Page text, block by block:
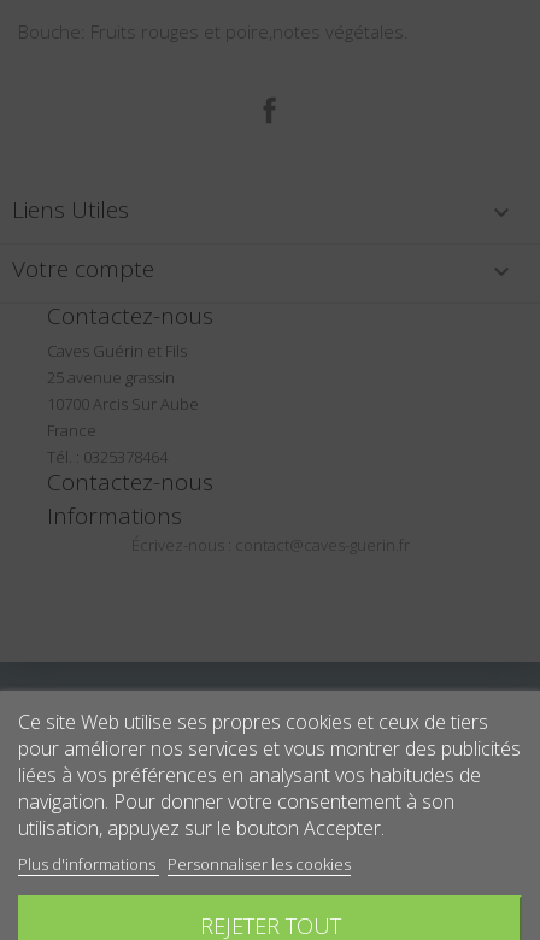
Bouche: Fruits rouges et poire,notes végétales.
Liens Utiles 
Votre compte 
Contactez-nous
Caves Guérin et Fils
25 avenue grassin
10700 Arcis Sur Aube
France
Tél. : 0325378464
Contactez-nous
Informations
Écrivez-nous : contact@caves-guerin.fr
Ce site Web utilise ses propres cookies et ceux de tiers
pour améliorer nos services et vous montrer des publicités
liées à vos préférences en analysant vos habitudes de
navigation. Pour donner votre consentement à son
utilisation, appuyez sur le bouton Accepter.
Plus d'informations Personnaliser les cookies
REJETER TOUT